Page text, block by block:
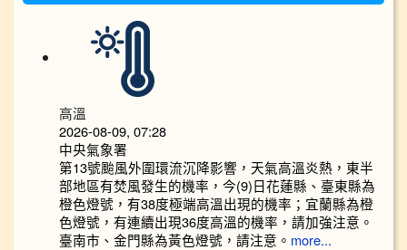
高溫
2026-08-09, 07:28
中央氣象署
第13號颱風外圍環流沉降影響，天氣高溫炎熱，東半
部地區有焚風發生的機率，今(9)日花蓮縣、臺東縣為
橙色燈號，有38度極端高溫出現的機率；宜蘭縣為橙
色燈號，有連續出現36度高溫的機率，請加強注意。
臺南市、金門縣為黃色燈號，請注意。 more...